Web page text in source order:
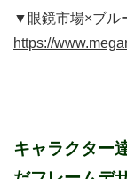
▼眼鏡市場×ブル
https://
キャラクター